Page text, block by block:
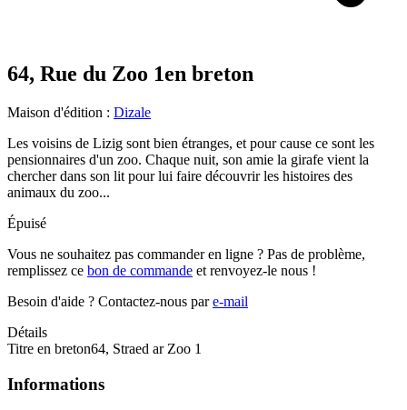
64, Rue du Zoo 1en breton
Maison d'édition : Dizale
Les voisins de Lizig sont bien étranges, et pour cause ce sont les
pensionnaires d'un zoo. Chaque nuit, son amie la girafe vient la
chercher dans son lit pour lui faire découvrir les histoires des
animaux du zoo...
Épuisé
Vous ne souhaitez pas commander en ligne ? Pas de problème,
remplissez ce bon de commande et renvoyez-le nous !
Besoin d'aide ? Contactez-nous pare-mail
Détails
Titre en breton64, Straed ar Zoo 1
Informations